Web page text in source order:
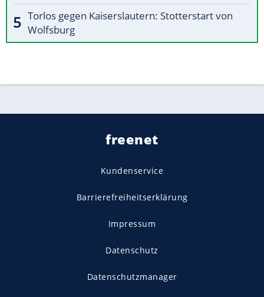
Torlos gegen Kaiserslautern: Stotterstart von
Wolfsburg
freenet
Kundenservice
Barrierefreiheitserklärung
Impressum
Datenschutz
Datenschutzmanager